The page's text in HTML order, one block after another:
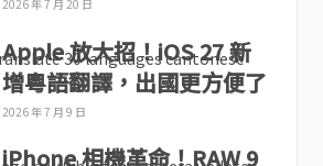
2026 年 7 月 20 日
Apple 放大招！iOS 27 新
增粵語翻譯，出國更方便了
2026 年 7 月 9 日
iPhone 相機革命！RAW 9